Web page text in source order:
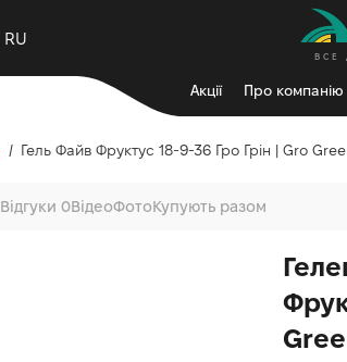
RU
ВСЕ
Акції Про компанію
Гель Файв Фруктус 18-9-36 Гро Грін | Gro
Відгуки 0ВідеоФотоКупують разом